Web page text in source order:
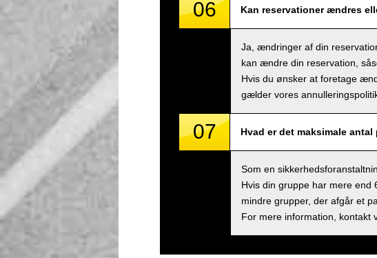
06 Kan reservationer ændres
Ja, ændringer af din
kan ændre din reservation,
Hvis du ønsker at foretage
gælder vores
07 Hvad er det maksimale
Som en
Hvis din gruppe har mere end
mindre grupper, der afgår et
For mere information, kontakt